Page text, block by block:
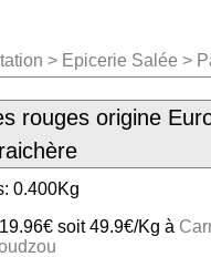
> Epicerie Salée >
rouges origine
0.400Kg
soit 49.9€/Kg à